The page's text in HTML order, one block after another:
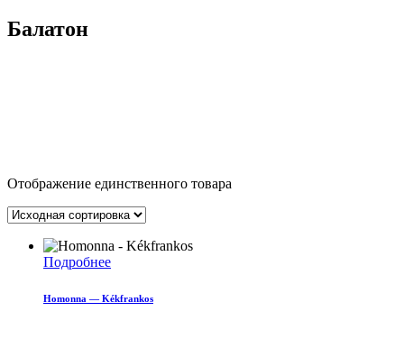
Балатон
Отображение единственного товара
Подробнее
Homonna — Kékfrankos